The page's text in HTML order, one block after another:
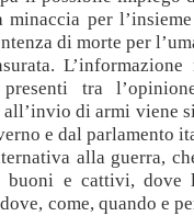
minaccia per
di morte per
tra
di armi viene
e dal parlamento
alla guerra,
buoni e cattivi, dove
come, quando e